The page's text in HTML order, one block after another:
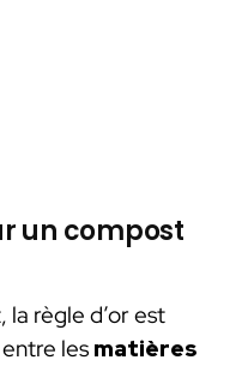
un compost
règle d’or est
les matières